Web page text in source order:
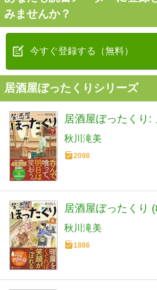
みませんか？
今すぐ登録する（無料）
居酒屋ぼったくりシリーズ
居酒屋ぼったくり:
秋川滝美
2098
居酒屋ぼったくり
秋川滝美
1886